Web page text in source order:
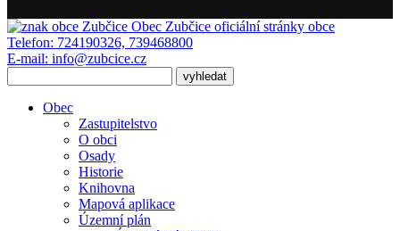
Obec Zubčice oficiální stránky obce
Telefon: 724190326, 739468800
E-mail: info@zubcice.cz
Obec
Zastupitelstvo
O obci
Osady
Historie
Knihovna
Mapová aplikace
Územní plán